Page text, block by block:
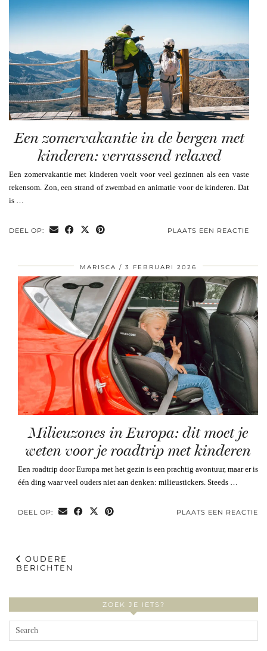
Een zomervakantie in de bergen met
kinderen: verrassend relaxed
Een zomervakantie met kinderen voelt voor veel gezinnen als een vaste
rekensom. Zon, een strand of zwembad en animatie voor de kinderen. Dat
is …
DEEL OP: PLAATS EEN REACTIE
MARISCA 3 FEBRUARI 2026
Milieuzones in Europa: dit moet je
weten voor je roadtrip met kinderen
Een roadtrip door Europa met het gezin is een prachtig avontuur, maar er is
één ding waar veel ouders niet aan denken: milieustickers. Steeds …
DEEL OP: PLAATS EEN REACTIE
OUDERE
BERICHTEN
ZOEK JE IETS?